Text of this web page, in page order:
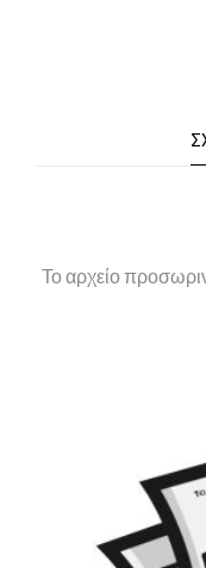
Το αρχείο